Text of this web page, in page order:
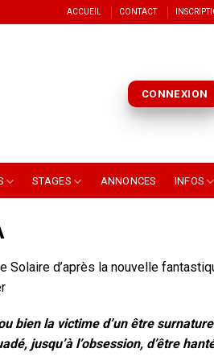
ACCUEIL CONTACT
CONNEXION
STAGES ANNONCES INFOS
Solaire d’après la nouvelle
bien la victime d’un être
jusqu’à l’obsession, d’être